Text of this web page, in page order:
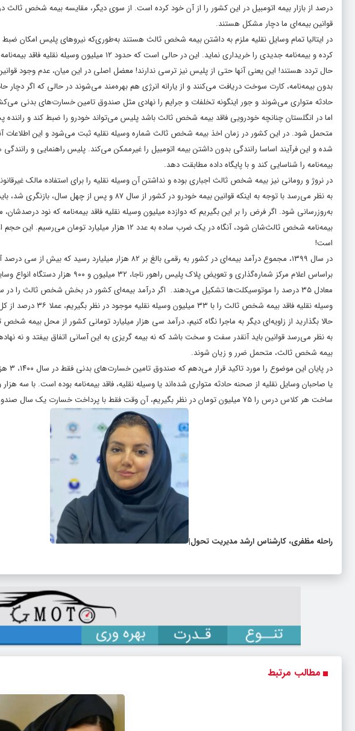
درصد از بازار بیمه اتومبیل در این کشور را از آن خود کرده است. از سوی دیگر، مقایسه بیمه شخص
قوانین بیمه‌ای ما دچار مشکل هستند.
در ایتالیا تمام وسایل نقلیه ملزم به داشتن بیمه شخص ثالث هستند به‌طوری‌که نیروهای پلیس امکان ضبط
کرده و بیمه‌نامه جدیدی را خریداری نماید. این در
حال تردد هستند! این یعنی آنها حتی از پلیس نیز ترسی ندارند! معضل اصلی در این میان، عدم وجود
بدون بیمه‌نامه، کارت سوخت دریافت می‌کنند و از یارانه انرژی هم بهره‌مند می‌شوند در حالی که اگر
حادثه متواری می‌شوند و جور اینگونه تخلفات و جرایم را نهادی مثل صندوق تامین خسارت‌های بدنی
اما در انگلستان چنانچه خودرویی فاقد بیمه شخص ثالث باشد پلیس می‌تواند خودرو را ضبط کند و راننده پس
شده و این فرآیند اساسا رانندگی بدون داشتن بیمه اتومبیل را غیرممکن می‌کند. پلیس راهنمایی و
بیمه‌نامه را شناسایی کند و با پایگاه داده مطابقت دهد.
در نروژ و رومانی نیز بیمه شخص ثالث اجباری بوده و نداشتن آن وسیله نقلیه را برای استفاده مالک
به نظر می‌رسد با توجه به اینکه قوانین بیمه خودرو در
به‌روزرسانی شود. اگر فرض را بر این بگیریم که دوازده میلیون وسیله نقلیه فاقد بیمه‌نامه که نود
بیمه‌نامه شخص ثالث‌شان شود، آنگاه در یک ضرب ساده به عدد
است!
وسیله نقلیه فاقد بیمه شخص ثالث را با ۳۳ میلیون وسیله نقلیه موجود در نظر بگیریم، عملا ۳۶ درصد از کل وسیله‌های نقلیه، فاقد بیمه شخص ثالث هستند! آیا این فاجعه نیست؟
حالا بگذارید از زاویه‌ای دیگر به ماجرا نگاه کنیم، درآمد سی هزار میلیارد تومانی کشور از محل بیمه شخص ثالث می‌توانست ۳۶ درصد بیشتر باشد
به نظر می‌رسد قوانین باید آنقدر سفت و سخت باشد که نه بیمه گریزی به این آسانی اتفاق بیفتد و نه
بیمه شخص ثالث، متحمل ضرر و زیان شوند.
در
یا صاحبان وسایل نقلیه از صحنه حادثه متواری شده‌اند یا وسیله نقلیه، فاقد بیمه‌نامه بوده است. با سه
ساخت هر کلاس درس را ۷۵ میلیون تومان در نظر بگیریم، آن وقت فقط با پرداخت خسارت یک سال صندوق تامین می‌توان حدود ۴۷ هزار کلاس درس ساخت!
راحله مظفری، کارشناس ارشد مدیریت تحول|
مطالب مرتبط